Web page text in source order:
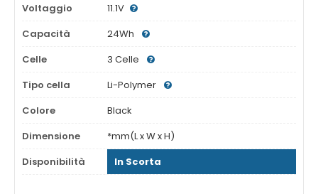
Voltaggio
11.1V
Capacità
24Wh
Celle
3 Celle
Tipo cella
Li-Polymer
Colore
Black
Dimensione
*mm(L x W x H)
Disponibilità
In Scorta